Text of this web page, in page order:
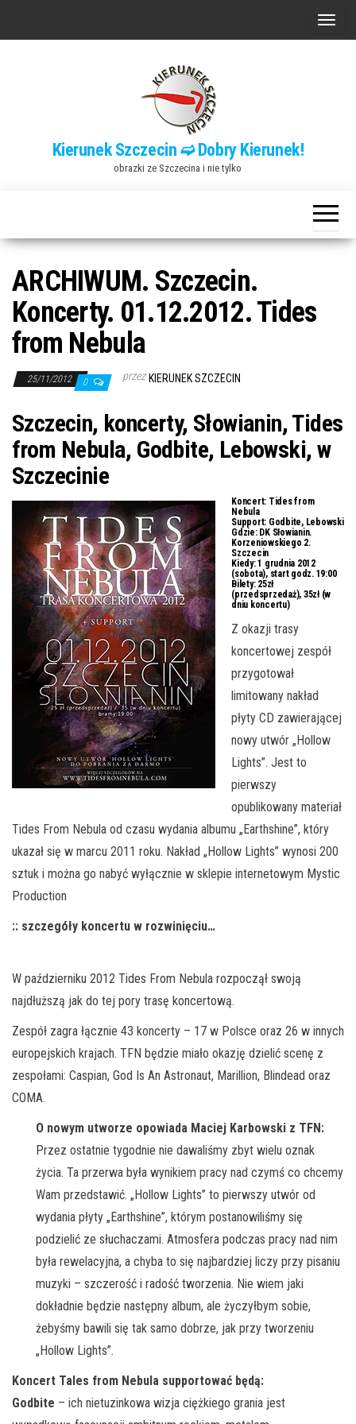
P
n
a
w
Kierunek Szczecin ➫ Dobry Kierunek!
obrazki ze Szczecina i nie tylko
ARCHIWUM. Szczecin.
Koncerty. 01.12.2012. Tides
from Nebula
25/11/2012 0 przez KIERUNEK SZCZECIN
Szczecin, koncerty, Słowianin, Tides
from Nebula, Godbite, Lebowski, w
Szczecinie
Koncert: Tides from
Nebula
Support: Godbite, Lebowski
Gdzie:DK Słowianin.
Korzeniowskiego 2.
Szczecin
Kiedy:1 grudnia 2012
(sobota), start godz. 19:00
Bilety:25zł
(przedsprzedaż), 35zł (w
dniu koncertu)
Z okazji trasy
koncertowej zespół
przygotował
limitowany nakład
płyty CD zawierającej
nowy utwór „Hollow
Lights”. Jest to
pierwszy
opublikowany materiał
Tides From Nebula od czasu wydania albumu „Earthshine”, który
ukazał się w marcu 2011 roku. Nakład „Hollow Lights” wynosi 200
sztuk i można go nabyć wyłącznie w sklepie internetowym Mystic
Production
:: szczegóły koncertu w rozwinięciu…
W październiku 2012 Tides From Nebula rozpoczął swoją
najdłuższą jak do tej pory trasę koncertową.
Zespół zagra łącznie 43 koncerty – 17 w Polsce oraz 26 w innych
europejskich krajach. TFN będzie miało okazję dzielić scenę z
zespołami: Caspian, God Is An Astronaut, Marillion, Blindead oraz
COMA.
O nowym utworze opowiada Maciej Karbowski z TFN:
Przez ostatnie tygodnie nie dawaliśmy zbyt wielu oznak
życia. Ta przerwa była wynikiem pracy nad czymś co chcemy
Wam przedstawić. „Hollow Lights” to pierwszy utwór od
wydania płyty „Earthshine”, którym postanowiliśmy się
podzielić ze słuchaczami. Atmosfera podczas pracy nad nim
była rewelacyjna, a chyba to się najbardziej liczy przy pisaniu
muzyki – szczerość i radość tworzenia. Nie wiem jaki
dokładnie będzie następny album, ale życzyłbym sobie,
żebyśmy bawili się tak samo dobrze, jak przy tworzeniu
„Hollow Lights”.
Koncert Tales from Nebula supportować będą:
Godbite – ich nietuzinkowa wizja ciężkiego grania jest